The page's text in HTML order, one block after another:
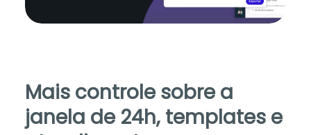
Mais controle sobre a
janela de 24h, templates e